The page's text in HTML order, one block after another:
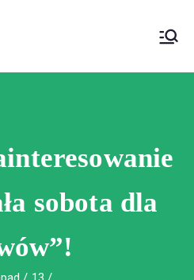
Specjalistyczny im.
Górze
sobota dla